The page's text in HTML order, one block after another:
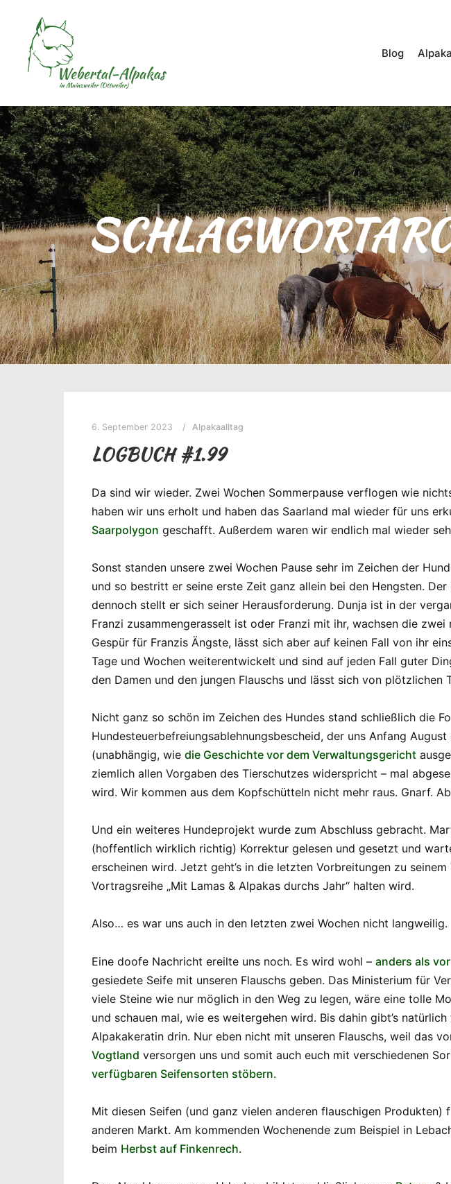
Blog
6. September 2023 Alpakaalltag
LOGBUCH #1.99
Da sind wir wieder. Zwei Wochen Sommerpause verflogen wie
haben wir uns erholt und haben das Saarland mal wieder für uns
Saarpolygon geschafft. Außerdem waren wir endlich mal wieder
Sonst standen unsere zwei Wochen Pause sehr im Zeichen der
und so bestritt er seine erste Zeit ganz allein bei den Hengsten.
dennoch stellt er sich seiner Herausforderung. Dunja ist in der
Franzi zusammengerasselt ist oder Franzi mit ihr, wachsen die
Gespür für Franzis Ängste, lässt sich aber auf keinen Fall von ihr
Tage und Wochen weiterentwickelt und sind auf jeden Fall guter
den Damen und den jungen Flauschs und lässt sich von plötzlichen
Nicht ganz so schön im Zeichen des Hundes stand schließlich die
Hundesteuerbefreiungsablehnungsbescheid, der uns Anfang
(unabhängig, wie die Geschichte vor dem Verwaltungsgericht
ziemlich allen Vorgaben des Tierschutzes widerspricht – mal
wird. Wir kommen aus dem Kopfschütteln nicht mehr raus. Gnarf.
Und ein weiteres Hundeprojekt wurde zum Abschluss gebracht.
(hoffentlich wirklich richtig) Korrektur gelesen und gesetzt und
erscheinen wird. Jetzt geht’s in die letzten Vorbreitungen zu
Vortragsreihe „Mit Lamas & Alpakas durchs Jahr“ halten wird.
Also… es war uns auch in den letzten zwei Wochen nicht langweilig.
Eine doofe Nachricht ereilte uns noch. Es wird wohl – anders als
gesiedete Seife mit unseren Flauschs geben. Das Ministerium für
viele Steine wie nur möglich in den Weg zu legen, wäre eine tolle
und schauen mal, wie es weitergehen wird. Bis dahin gibt’s
Alpakakeratin drin. Nur eben nicht mit unseren Flauschs, weil das
Vogtland versorgen uns und somit auch euch mit verschiedenen
verfügbaren Seifensorten stöbern.
Mit diesen Seifen (und ganz vielen anderen flauschigen
anderen Markt. Am kommenden Wochenende zum Beispiel in
beim Herbst auf Finkenrech.